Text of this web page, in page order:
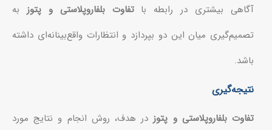
آگاهی بیشتری در رابطه باتفاوت بلفاروپلاستی و پتوز به
تصمیم‌گیری میان این دو بپردازد و انتظارات واقع‌بینانه‌ای داشته
باشد.
نتیجه‌گیری
تفاوت بلفاروپلاستی و پتوزدر هدف، روش انجام و نتایج مورد